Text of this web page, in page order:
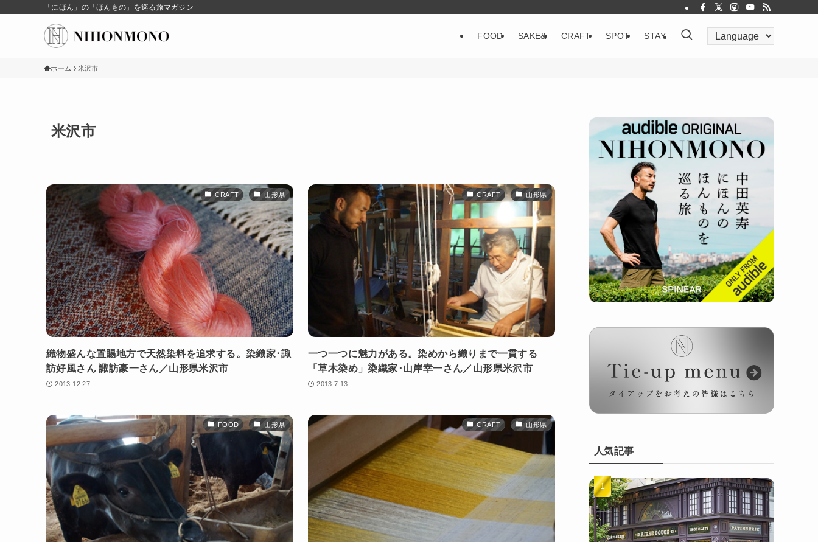
「にほん」の「ほんもの」を巡る旅マガジン
FOOD SAKE& CRAFT SPOT STAY
ホーム 米沢市
米沢市
CRAFT 山形県
織物盛んな置賜地方で天然染料を追求する。染織家･諏
訪好風さん 諏訪豪一さん／山形県米沢市
2013.12.27
CRAFT 山形県
一つ一つに魅力がある。染めから織りまで一貫する
「草木染め」染織家･山岸幸一さん／山形県米沢市
2013.7.13
FOOD 山形県 CRAFT 山形県
人気記事